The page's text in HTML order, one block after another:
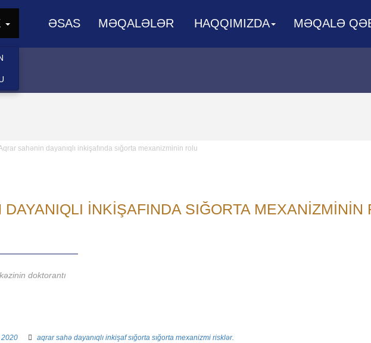
ƏSAS MƏQALƏLƏR HAQQIMIZDA MƏQALƏ
sahənin dayanıqlı inkişafında sığorta mexanizminin rolu
INKIŞAFINDA SIĞORTA MEXANIZMININ
doktorantı
2020 aqrar sahə dayanıqlı inkişaf sığorta sığorta mexanizmi risklər.